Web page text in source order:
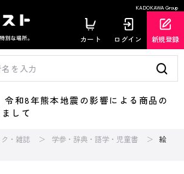
KADOKAWA Group
カート ログイン 新規登録
和8年熊本地震の影響による商品の
して
・雑誌 学参・辞典・語学・児童書
絵